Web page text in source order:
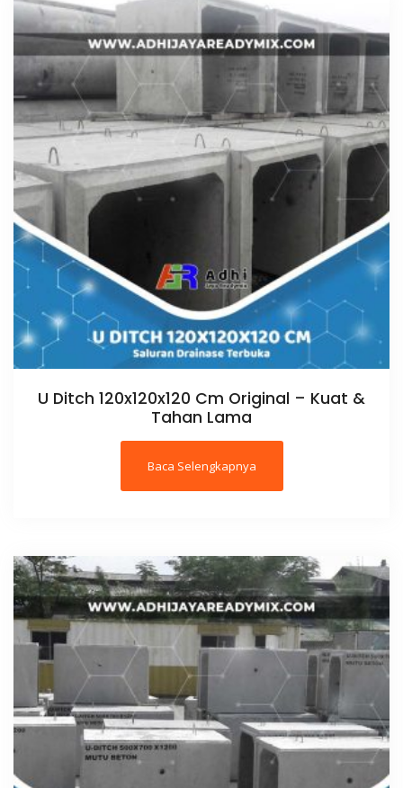
U Ditch 120x120x120 Cm Original – Kuat &
Tahan Lama
Baca Selengkapnya